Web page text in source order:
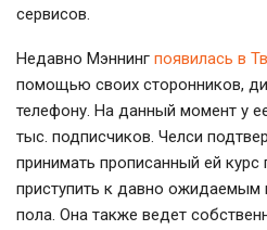
сервисов.
Недавно Мэннинг появилась в
помощью своих сторонников,
телефону. На данный момент у
тыс. подписчиков. Челси
принимать прописанный ей
приступить к давно ожидаемым
пола. Она также ведет